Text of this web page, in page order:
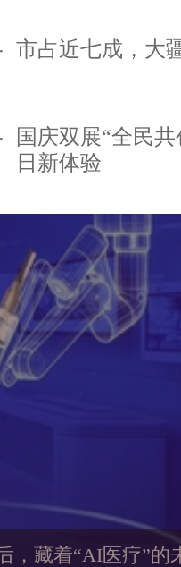
市占近七成，大
国庆双展“全民
日新体验
送清凉”走访慰问